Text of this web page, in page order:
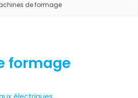
de formage
formage